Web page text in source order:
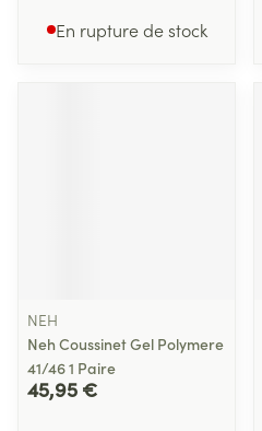
En rupture de stock
NEH
Neh Coussinet Gel Polymere
41/46 1 Paire
45,95 €